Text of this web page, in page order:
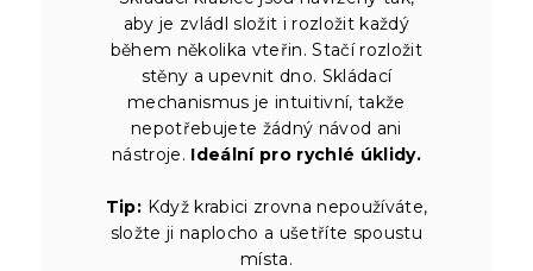
aby je zvládl složit i rozložit každý
během několika vteřin. Stačí rozložit
stěny a upevnit dno. Skládací
mechanismus je intuitivní, takže
nepotřebujete žádný návod ani
nástroje. Ideální pro rychlé úklidy.
Tip: Když krabici zrovna nepoužíváte,
složte ji naplocho a ušetříte spoustu
místa.